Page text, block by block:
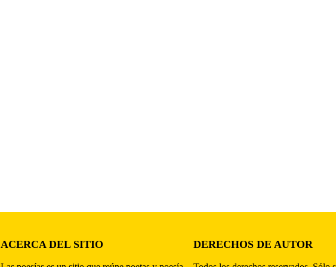
ACERCA DEL SITIO DERECHOS DE AUTOR